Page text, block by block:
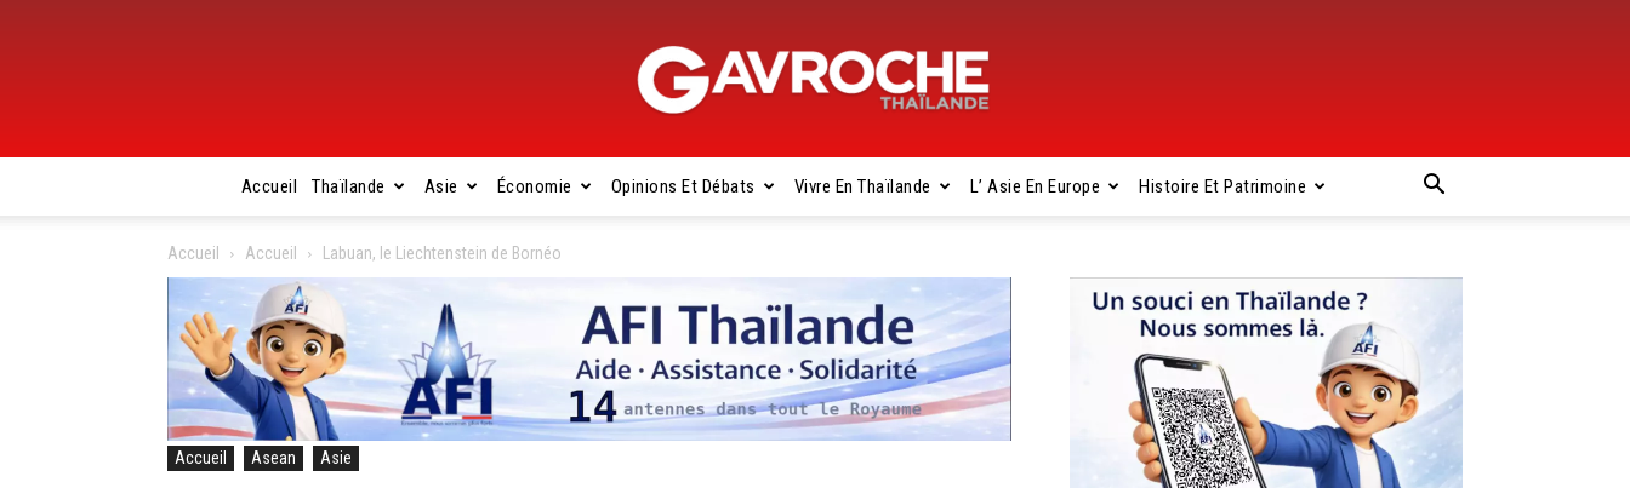
Gavroche
Thaïlande
Accueil Thaïlande Asie Économie Opinions Et Débats Vivre En Thaïlande L’ Asie En Europe Histoire Et Patrimoine
Accueil Accueil Labuan, le Liechtenstein de Bornéo
Accueil Asean Asie